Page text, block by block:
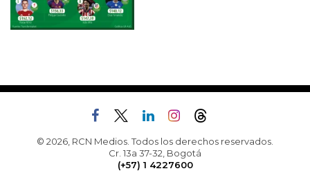
© 2026, RCN Medios. Todos los derechos reservados.
Cr. 13a 37-32, Bogotá
(+57) 1 4227600